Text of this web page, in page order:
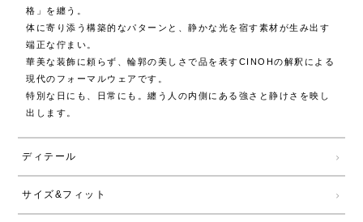
格」を纏う。
体に寄り添う構築的なパターンと、静かな光を宿す素材が生み出す
端正な佇まい。
華美な装飾に頼らず、輪郭の美しさで品を表すCINOHの解釈による
現代のフォーマルウェアです。
特別な日にも、日常にも。纏う人の内側にある強さと静けさを映し
出します。
ディテール
サイズ&フィット